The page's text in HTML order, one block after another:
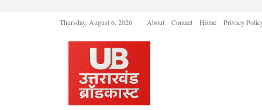
Thursday, August 6, 2026 About Contact Home Privacy